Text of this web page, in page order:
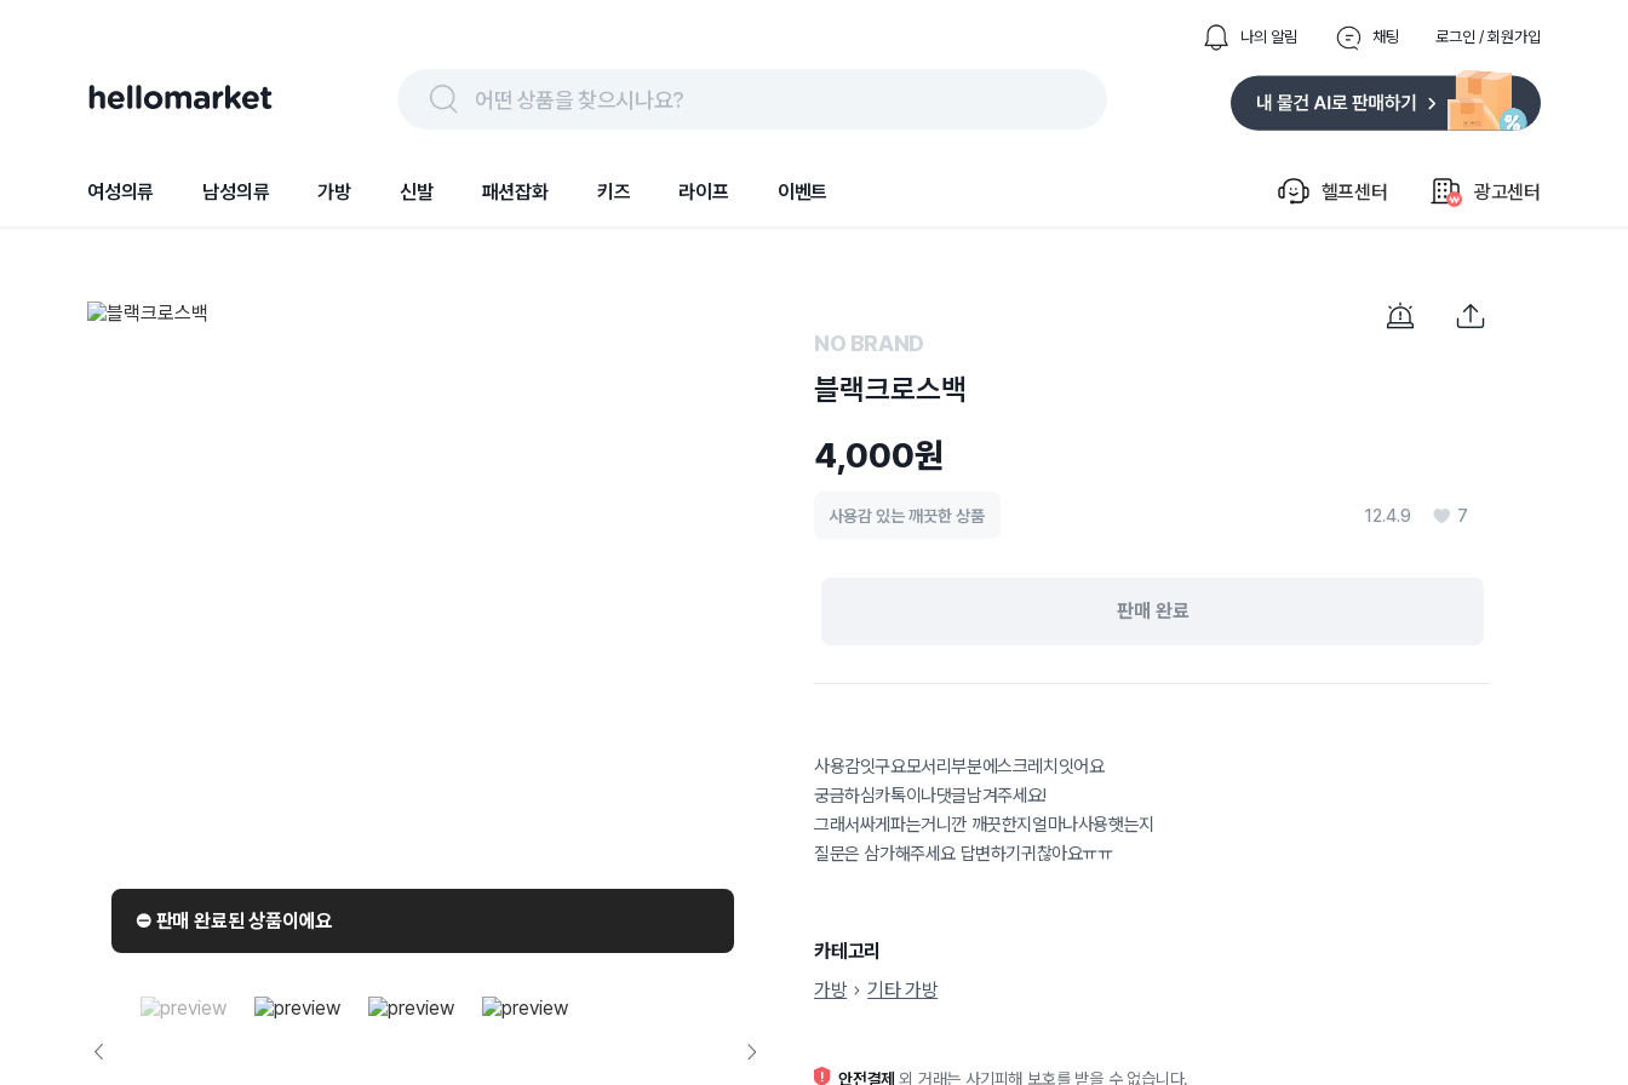
나의 알림 채팅 로그인 / 회원가입
어떤 상품을 찾으시나요?
여성의류 남성의류 가방 신발 패션잡화 키즈 라이프 이벤트 헬프센터 광고센터
⛔️ 판매 완료된 상품이에요
NO BRAND
블랙크로스백
4,000원
12.4.9 7
사용감 있는 깨끗한 상품
판매 완료
사용감잇구요모서리부분에스크레치잇어요
궁금하심카톡이나댓글남겨주세요!
그래서싸게파는거니깐 깨끗한지얼마나사용햇는지
질문은 삼가해주세요 답변하기귀찮아요ㅠㅠ
카테고리
가방
기타 가방
안전결제 외 거래는 사기피해 보호를 받을 수 없습니다.